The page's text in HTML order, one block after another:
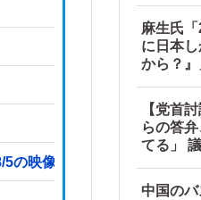
の映像（動画」三峡ダム「
麻生氏
に日本
から？』
【党首
らの答
てる」
中国の